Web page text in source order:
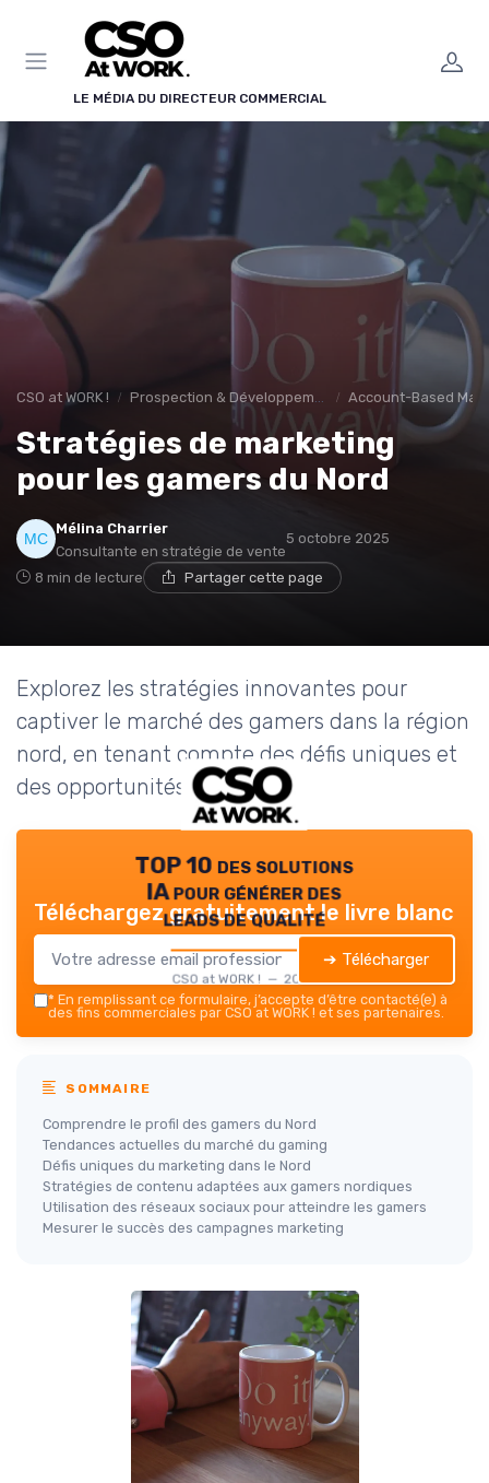
LE MÉDIA DU DIRECTEUR COMMERCIAL
CSO at WORK ! Prospection & Développement Commercial Account-Based
Stratégies de marketing
pour les gamers du Nord
Mélina Charrier
Consultante en stratégie de vente
5 octobre 2025
8 min de lecture Partager cette page
Explorez les stratégies innovantes pour
captiver le marché des gamers dans la région
nord, en tenant compte des défis uniques et
des opportunités.
TOP 10 des solutions
IA pour générer des
leads de qualité
CSO at WORK ! — 2026
Téléchargez gratuitement le livre blanc
➔ Télécharger
* En remplissant ce formulaire, j’accepte d’être contacté(e) à
des fins commerciales par CSO at WORK ! et ses partenaires.
SOMMAIRE
Comprendre le profil des gamers du Nord
Tendances actuelles du marché du gaming
Défis uniques du marketing dans le Nord
Stratégies de contenu adaptées aux gamers nordiques
Utilisation des réseaux sociaux pour atteindre les gamers
Mesurer le succès des campagnes marketing